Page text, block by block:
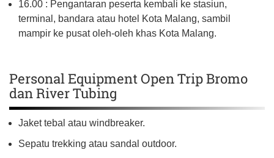
16.00 : Pengantaran peserta kembali ke stasiun,
terminal, bandara atau hotel Kota Malang, sambil
mampir ke pusat oleh-oleh khas Kota Malang.
Personal Equipment Open Trip Bromo
dan River Tubing
Jaket tebal atau windbreaker.
Sepatu trekking atau sandal outdoor.